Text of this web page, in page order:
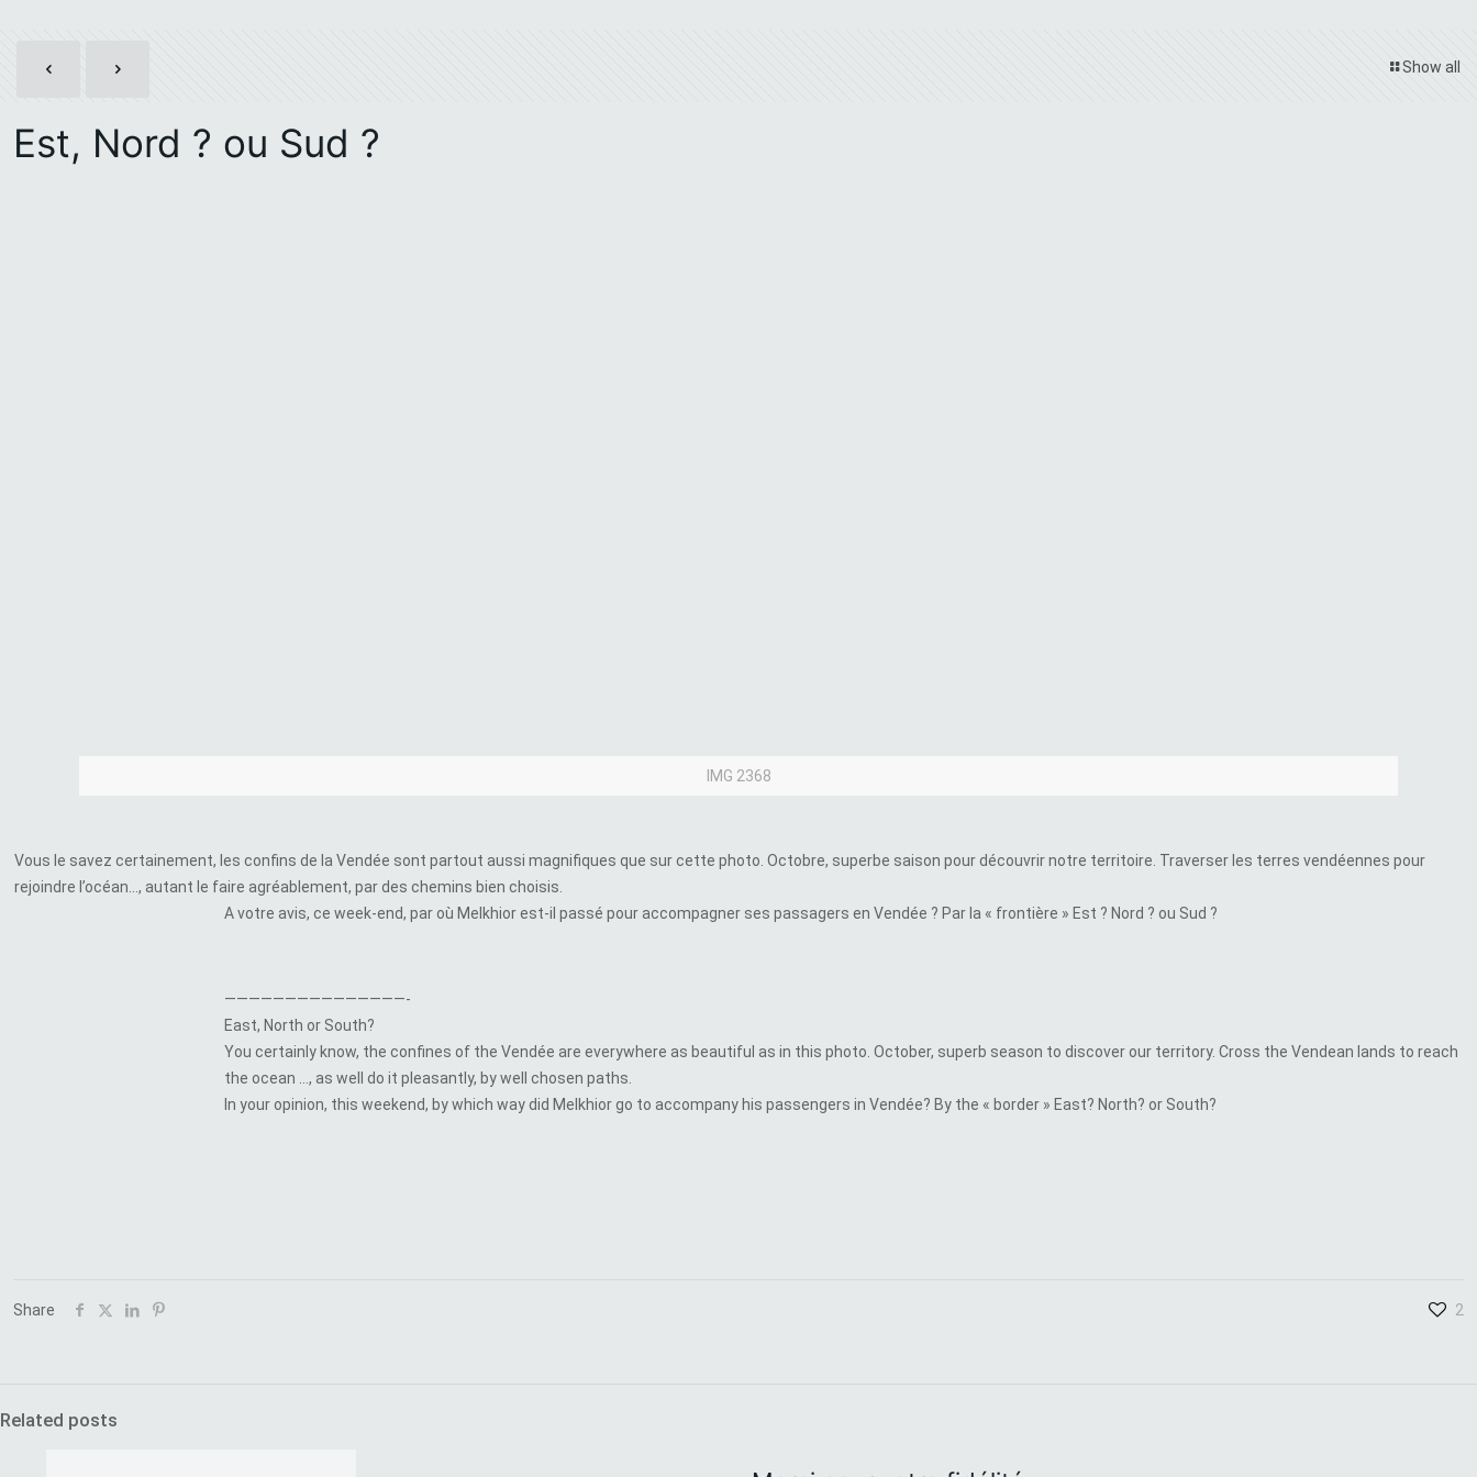
Show all
Est, Nord ? ou Sud ?
IMG 2368
Vous le savez certainement, les confins de la Vendée sont partout aussi magnifiques que sur cette photo. Octobre, superbe saison pour découvrir notre territoire. Traverser les terres vendéennes pour
rejoindre l’océan…, autant le faire agréablement, par des chemins bien choisis.
A votre avis, ce week-end, par où Melkhior est-il passé pour accompagner ses passagers en Vendée ? Par la « frontière » Est ? Nord ? ou Sud ?
———————————————-
East, North or South?
You certainly know, the confines of the Vendée are everywhere as beautiful as in this photo. October, superb season to discover our territory. Cross the Vendean lands to reach
the ocean …, as well do it pleasantly, by well chosen paths.
In your opinion, this weekend, by which way did Melkhior go to accompany his passengers in Vendée? By the « border » East? North? or South?
Share 2
Related posts